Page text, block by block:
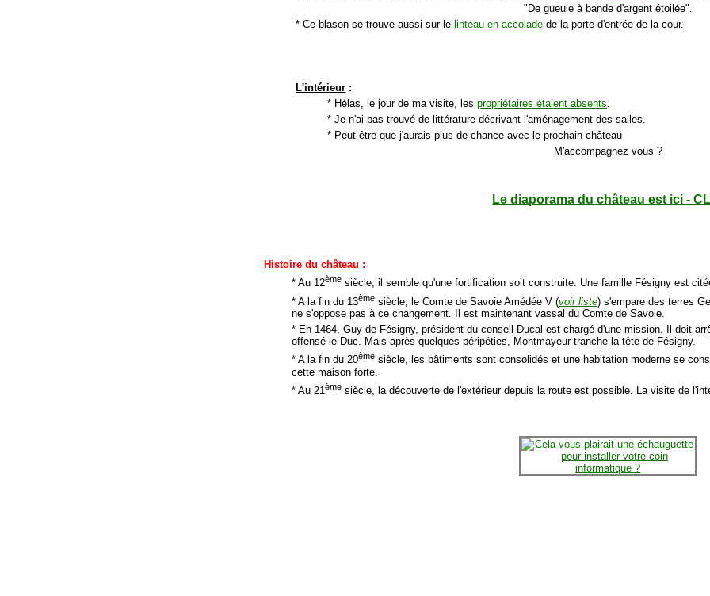
" De gueule à bande d'argent étoilée".
* Ce blason se trouve aussi sur le linteau en accolade de la porte d'entrée de la cour.
L'intérieur :
* Hélas, le jour de ma visite, lespropriétaires étaient absents.
* Je n'ai pas trouvé de littérature décrivant l'aménagement des salles.
* Peut être que j'aurais plus de chance avec le prochain château
M'accompagnez vous ?
Le diaporama du château est ici -
Histoire du château :
* Au 12ème siècle, il semble qu'une fortification soit construite. Une famille Fésigny est
* A la fin du 13ème siècle, le Comte de Savoie Amédée V (voir liste) s'empare des terres
ne s'oppose pas à ce changement. Il est maintenant vassal du Comte de Savoie.
* En 1464, Guy de Fésigny, président du conseil Ducal est chargé d'une mission. Il doit
offensé le Duc. Mais après quelques péripéties, Montmayeur tranche la tête de Fésigny.
* A la fin du 20ème siècle, les bâtiments sont consolidés et une habitation moderne se
cette maison forte.
* Au 21ème siècle, la découverte de l'extérieur depuis la route est possible. La visite de